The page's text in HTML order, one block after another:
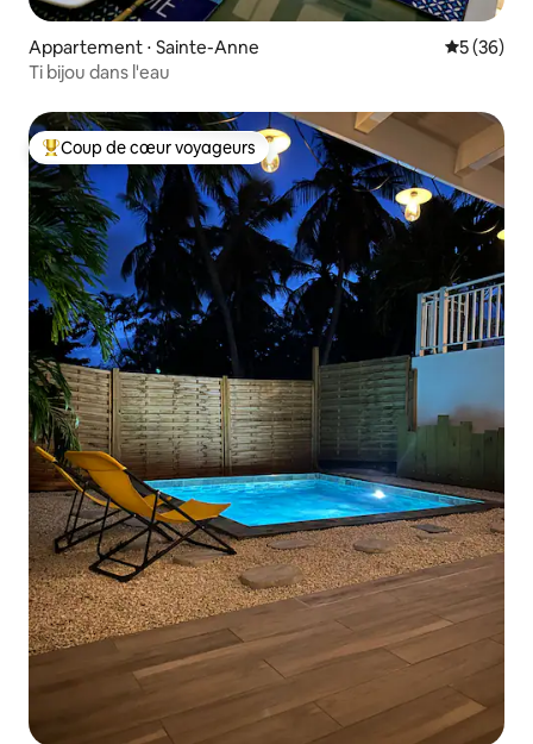
Appartement ⋅ Sainte-Anne
5 (36)
Ti bijou dans l'eau
Coups de cœur voyageurs les plus appréciés
Coup de cœur voyageurs